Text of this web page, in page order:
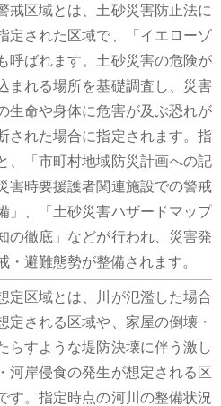
戒区域とは、土砂災害防止法に
定された区域で、「イエローゾ
呼ばれます。土砂災害の危険が
まれる場所を基礎調査し、災害
生命や身体に危害が及ぶ恐れが
された場合に指定されます。指
、「市町村地域防災計画への記
害時要援護者関連施設での警戒
」、「土砂災害ハザードマップ
の徹底」などが行われ、災害発
・避難態勢が整備されます。
定区域とは、川が氾濫した場合
定される区域や、家屋の倒壊・
らすような堤防決壊に伴う激し
河岸侵食の発生が想定される区
す。指定時点の河川の整備状況